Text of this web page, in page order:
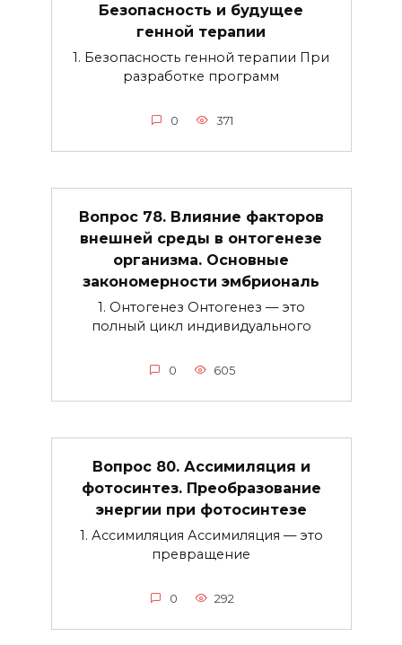
Безопасность и будущее
генной терапии
1. Безопасность генной терапии При
разработке программ
0 371
Вопрос 78. Влияние факторов
внешней среды в онтогенезе
организма. Основные
закономерности эмбриональ
1. Онтогенез Онтогенез — это
полный цикл индивидуального
0 605
Вопрос 80. Ассимиляция и
фотосинтез. Преобразование
энергии при фотосинтезе
1. Ассимиляция Ассимиляция — это
превращение
0 292